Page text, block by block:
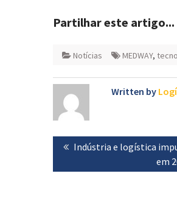
Partilhar este artigo...
Notícias MEDWAY,
Written by
Navegação
de
artigos
Previous
Indústria e logística
em